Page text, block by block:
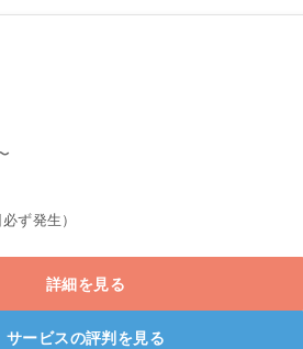
ず発生）
詳細を見る
サービスの評判を見る